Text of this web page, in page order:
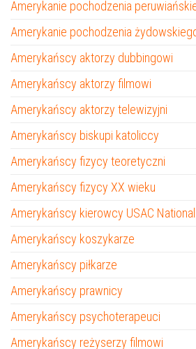
Amerykanie pochodzenia
Amerykanie pochodzenia
Amerykańscy aktorzy dubbingowi
Amerykańscy aktorzy filmowi
Amerykańscy aktorzy telewizyjni
Amerykańscy biskupi katoliccy
Amerykańscy fizycy teoretyczni
Amerykańscy fizycy XX wieku
Amerykańscy kierowcy USAC
Amerykańscy koszykarze
Amerykańscy piłkarze
Amerykańscy prawnicy
Amerykańscy psychoterapeuci
Amerykańscy reżyserzy filmowi